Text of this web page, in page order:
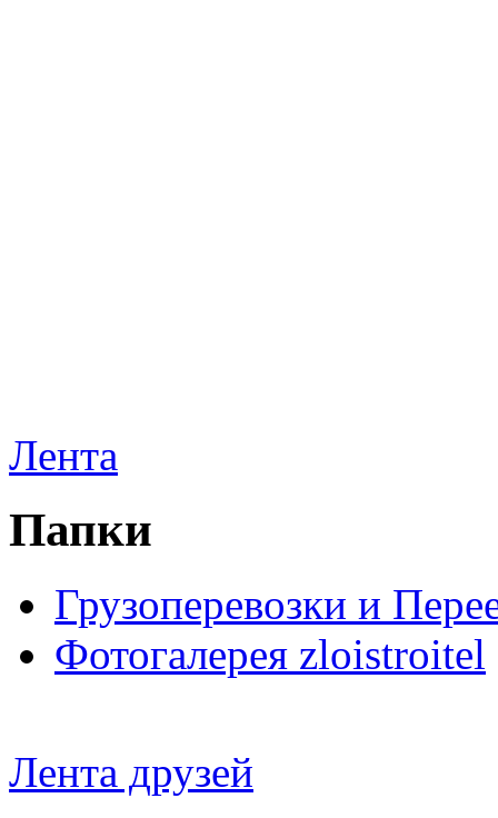
Лента
Папки
Грузоперевозки и
Фотогалерея zloistroitel
Лента друзей